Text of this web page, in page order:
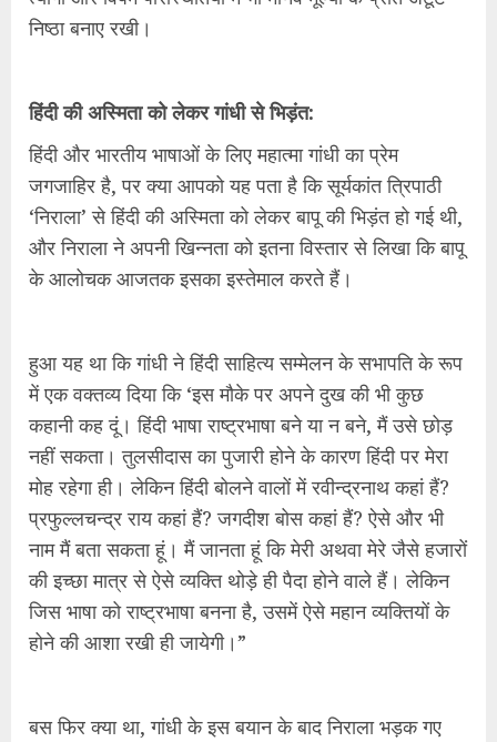
निष्ठा बनाए रखी।
हिंदी की अस्मिता को लेकर गांधी से भिड़ंत:
हिंदी और भारतीय भाषाओं के लिए महात्मा गांधी का प्रेम
जगजाहिर है, पर क्या आपको यह पता है कि सूर्यकांत त्रिपाठी
‘निराला’ से हिंदी की अस्मिता को लेकर बापू की भिड़ंत हो गई थी,
और निराला ने अपनी खिन्नता को इतना विस्तार से लिखा कि बापू
के आलोचक आजतक इसका इस्तेमाल करते हैं।
हुआ यह था कि गांधी ने हिंदी साहित्य सम्मेलन के सभापति के रूप
में एक वक्तव्य दिया कि ‘इस मौके पर अपने दुख की भी कुछ
कहानी कह दूं। हिंदी भाषा राष्ट्रभाषा बने या न बने, मैं उसे छोड़
नहीं सकता। तुलसीदास का पुजारी होने के कारण हिंदी पर मेरा
मोह रहेगा ही। लेकिन हिंदी बोलने वालों में रवीन्द्रनाथ कहां हैं?
प्रफुल्लचन्द्र राय कहां हैं? जगदीश बोस कहां हैं? ऐसे और भी
नाम मैं बता सकता हूं। मैं जानता हूं कि मेरी अथवा मेरे जैसे हजारों
की इच्छा मात्र से ऐसे व्यक्ति थोड़े ही पैदा होने वाले हैं। लेकिन
जिस भाषा को राष्ट्रभाषा बनना है, उसमें ऐसे महान व्यक्तियों के
होने की आशा रखी ही जायेगी।”
बस फिर क्या था, गांधी के इस बयान के बाद निराला भड़क गए